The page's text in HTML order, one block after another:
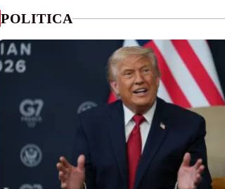
POLITICA